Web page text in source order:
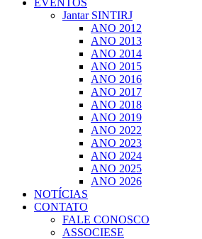
EVENTOS
Jantar SINTIRJ
ANO 2012
ANO 2013
ANO 2014
ANO 2015
ANO 2016
ANO 2017
ANO 2018
ANO 2019
ANO 2022
ANO 2023
ANO 2024
ANO 2025
ANO 2026
NOTÍCIAS
CONTATO
FALE CONOSCO
ASSOCIESE